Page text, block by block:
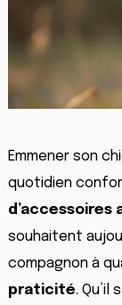
Emmener son
quotidien
d’accessoires
souhaitent
compagnon à
praticité. Qu’il